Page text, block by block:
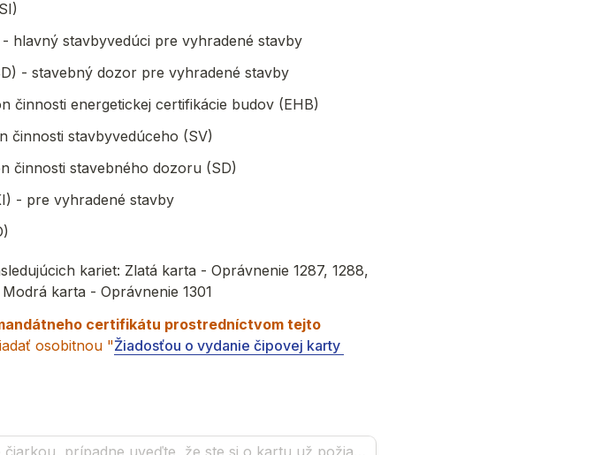
hlavný stavbyvedúci pre vyhradené stavby
- stavebný dozor pre vyhradené stavby
činnosti energetickej certifikácie budov (EHB)
činnosti stavbyvedúceho (SV)
činnosti stavebného dozoru (SD)
- pre vyhradené stavby
kariet: Zlatá karta - Oprávnenie 1287, 1288,
karta - Oprávnenie 1301
certifikátu prostredníctvom tejto
osobitnou "Žiadosťou o vydanie čipovej karty